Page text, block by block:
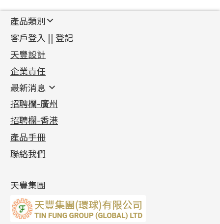
產品類別
新產品
足金系列
足金配件
機織鏈系列
珠仔鏈
镶口链
管狀網鏈
十字車花鏈系列
十字閃O鏈系列
十字錘打鏈系列
側身車花鏈系列
側身鏈系列
雙十字鏈系列
水波鏈系列
蛇骨鏈系列
鏈尾系列
首飾配件
耳環類配件
卷迫系列
螺絲迫系列
梅花迫系列
平臺迫系列
綫拍系列
美拍系列
耳環扣系列
耳綫/耳鈎系列
耳環爪頭
耳環
鏈類配件
動感車花吊墜
調節珠系列
生圈扣系列
龍蝦扣系列
鴨俐制系列
字母吊墜
相盒吊墜
項鏈吊墜
生肖吊墜
其他類配件
珠盤系列
袖口鈕系列
焊片及鐳射綫
空心車花管
珠類配件
無孔光身珠
空心光身珠
無孔批花珠
鑲口類
四爪頭系列
六爪頭系列
車花片
動感車花片
鑲口戒指
鑲口手鏈系列
首飾系列
手镯系列
戒指系列
空心耳環
空心车花管首饰链
空心手鐲系列
貴金屬原料
千足金
記憶金屬系列
記憶戒指
拉簧珠珠手鏈
記憶鈦手鐲
客戶登入 || 登記
天豐設計
企業責任
最新消息
最新消息
各項證書(2)
相片集(9)
展覽會資訊
最新產品資訊
招聘欄-廣州
招聘欄-香港
產品手冊
聯絡我們
天豐集團